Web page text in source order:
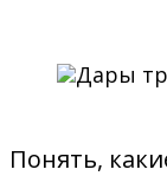
Понять,